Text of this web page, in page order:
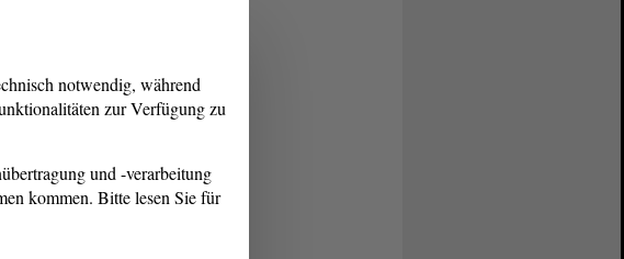
notwendig, während
zur Verfügung zu
und -verarbeitung
kommen. Bitte lesen Sie für